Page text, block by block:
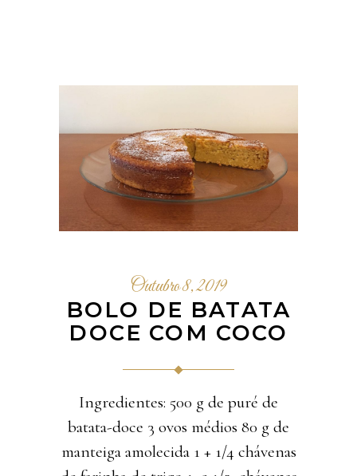
Outubro 8, 2019
BOLO DE BATATA
DOCE COM COCO
Ingredientes: 500 g de puré de
batata-doce 3 ovos médios 80 g de
manteiga amolecida 1 + 1/4 chávenas